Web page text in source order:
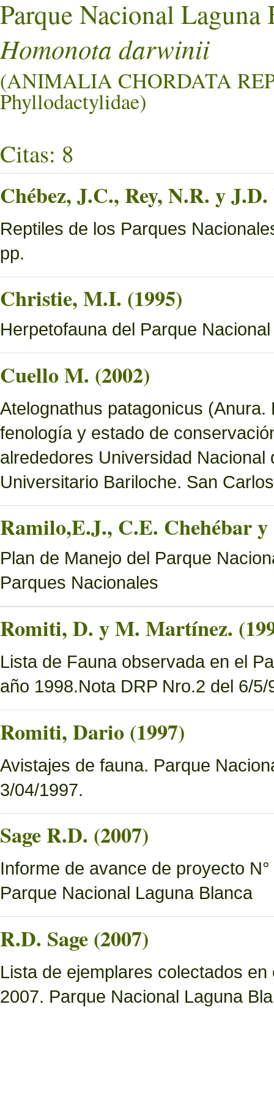
Parque Nacional Laguna
Homonota darwinii
(ANIMALIA CHORDATA
Phyllodactylidae)
Citas: 8
Chébez, J.C., Rey, N.R. y
Reptiles de los Parques
pp.
Christie, M.I. (1995)
Herpetofauna del Parque
Cuello M. (2002)
Atelognathus patagonicus
fenología y estado de
alrededores Universidad
Universitario Bariloche. San
Ramilo,E.J., C.E. Chehébar
Plan de Manejo del Parque
Parques Nacionales
Romiti, D. y M. Martínez.
Lista de Fauna observada en el
año 1998.Nota DRP Nro.2 del 6/5/
Romiti, Dario (1997)
Avistajes de fauna. Parque
3/04/1997.
Sage R.D. (2007)
Informe de avance de proyecto
Parque Nacional Laguna Blanca
R.D. Sage (2007)
Lista de ejemplares colectados
2007. Parque Nacional Laguna